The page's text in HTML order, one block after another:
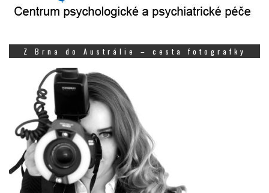
Z Brna do Austrálie – cesta fotografky